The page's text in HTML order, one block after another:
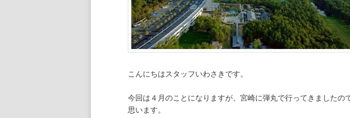
こんにちはスタッフいわさきです。
今回は４月のことになりますが、宮崎に弾丸で行ってきました
思います。